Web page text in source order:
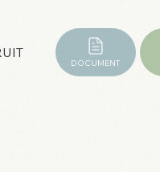
DOCUMENT